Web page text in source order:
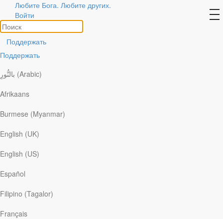
Любите Бога. Любите других.
Войти
Поддержать
Поддержать
بالنُّورِ (Arabic)
Afrikaans
Burmese (Myanmar)
English (UK)
English (US)
Español
Filipino (Tagalor)
Français
Авторы